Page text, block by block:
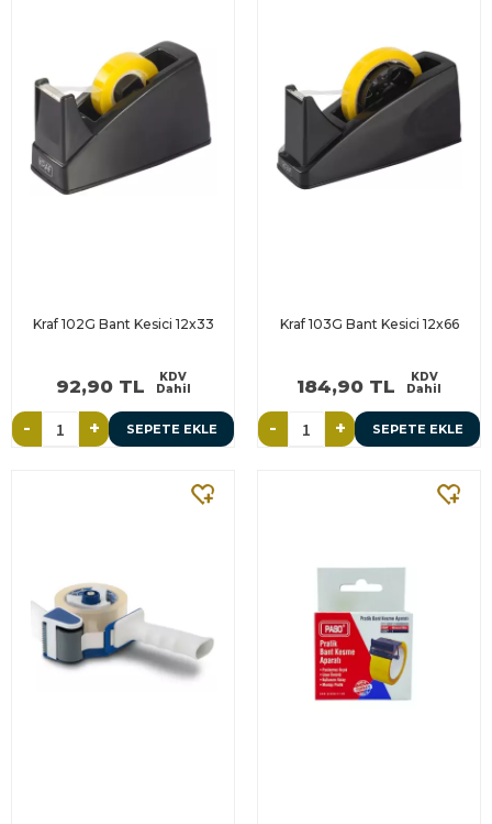
Kraf 102G Bant Kesici 12x33
92,90 TL
KDV
Dahil
- + SEPETE EKLE
Kraf 103G Bant Kesici 12x66
184,90 TL
KDV
Dahil
- + SEPETE EKLE